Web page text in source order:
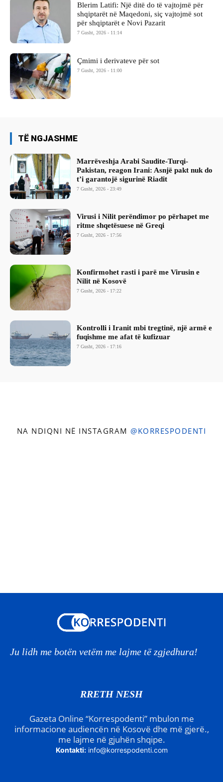
Blerim Latifi: Një ditë do të vajtojmë për
shqiptarët në Maqedoni, siç vajtojmë sot
për shqiptarët e Novi Pazarit
7 Gusht, 2026 - 11:14
Çmimi i derivateve për sot
7 Gusht, 2026 - 11:00
TË NGJASHME
Marrëveshja Arabi Saudite-Turqi-
Pakistan, reagon Irani: Asnjë pakt nuk do
t’i garantojë sigurinë Riadit
7 Gusht, 2026 - 23:49
Virusi i Nilit perëndimor po përhapet me
ritme shqetësuese në Greqi
7 Gusht, 2026 - 17:56
Konfirmohet rasti i parë me Virusin e
Nilit në Kosovë
7 Gusht, 2026 - 17:22
Kontrolli i Iranit mbi tregtinë, një armë e
fuqishme me afat të kufizuar
7 Gusht, 2026 - 17:16
NA NDIQNI NË INSTAGRAM @KORRESPODENTI
Ju lidh me botën vetëm me lajme të zgjedhura!
RRETH NESH
Gazeta Online “Korrespodenti” mbulon me
informacione audiencën në Kosovë dhe më gjerë.,
me lajme në gjuhën shqipe.
Kontakti: info@korrespodenti.com